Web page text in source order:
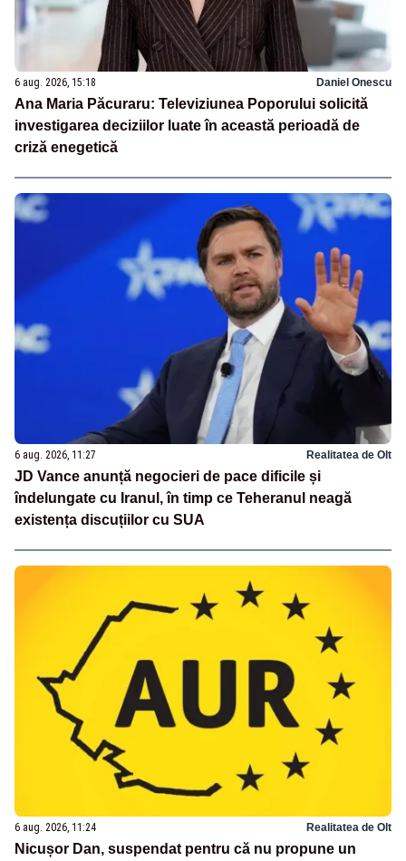
6 aug. 2026, 15:18 Daniel Onescu
Ana Maria Păcuraru: Televiziunea Poporului solicită
investigarea deciziilor luate în această perioadă de
criză enegetică
6 aug. 2026, 11:27 Realitatea de Olt
JD Vance anunță negocieri de pace dificile și
îndelungate cu Iranul, în timp ce Teheranul neagă
existența discuțiilor cu SUA
6 aug. 2026, 11:24 Realitatea de Olt
Nicușor Dan, suspendat pentru că nu propune un